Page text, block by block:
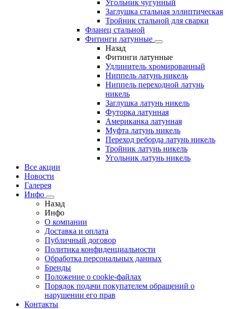
Угольник чугунный
Заглушка стальная эллиптическая
Тройник стальной для сварки
Фланец стальной
Фитинги латунные
Назад
Фитинги латунные
Удлинитель хромированный
Ниппель латунь никель
Ниппель переходной латунь
никель
Заглушка латунь никель
Футорка латунная
Американка латунная
Муфта латунь никель
Переход реборда латунь никель
Тройник латунь никель
Угольник латунь никель
Все акции
Новости
Галерея
Инфо
Назад
Инфо
О компании
Доставка и оплата
Публичный договор
Политика конфиденциальности
Обработка персональных данных
Бренды
Положение о cookie-файлах
Порядок подачи покупателем обращений о
нарушении его прав
Контакты